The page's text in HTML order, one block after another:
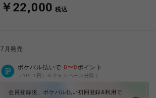
￥22,000 税込
7月発売
ポケパル払いで 0〜0ポイント
（1P=1円）※キャンペーン分除く
会員登録後、ポケパル払い初回登録&利用で